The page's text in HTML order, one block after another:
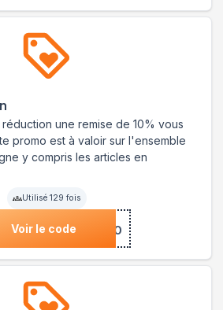
une remise de 10% vous
promo est à valoir sur l'ensemble
y compris les articles en
Utilisé 129 fois
Voir le code***IDGFO